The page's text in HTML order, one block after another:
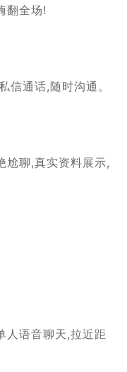
翻全场!
信通话,随时沟通。
尬聊,真实资料展示,
人语音聊天,拉近距